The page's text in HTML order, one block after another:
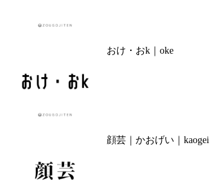
おけ・おk｜oke
顔芸｜かおげい｜kaogei